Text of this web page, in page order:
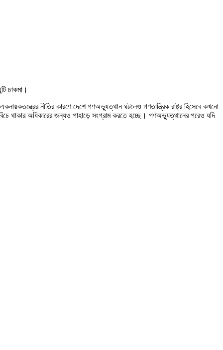
চাকমা।
নীতির কারণে দেশে গণঅভ্যুত্থান ঘটলেও গণতান্ত্রিক রাষ্ট্র হিসেবে কখনো
থাকার অধিকারের জন্যও পাহাড়ে সংগ্রাম করতে হচ্ছে। গণঅভ্যুত্থানের পরেও যদি